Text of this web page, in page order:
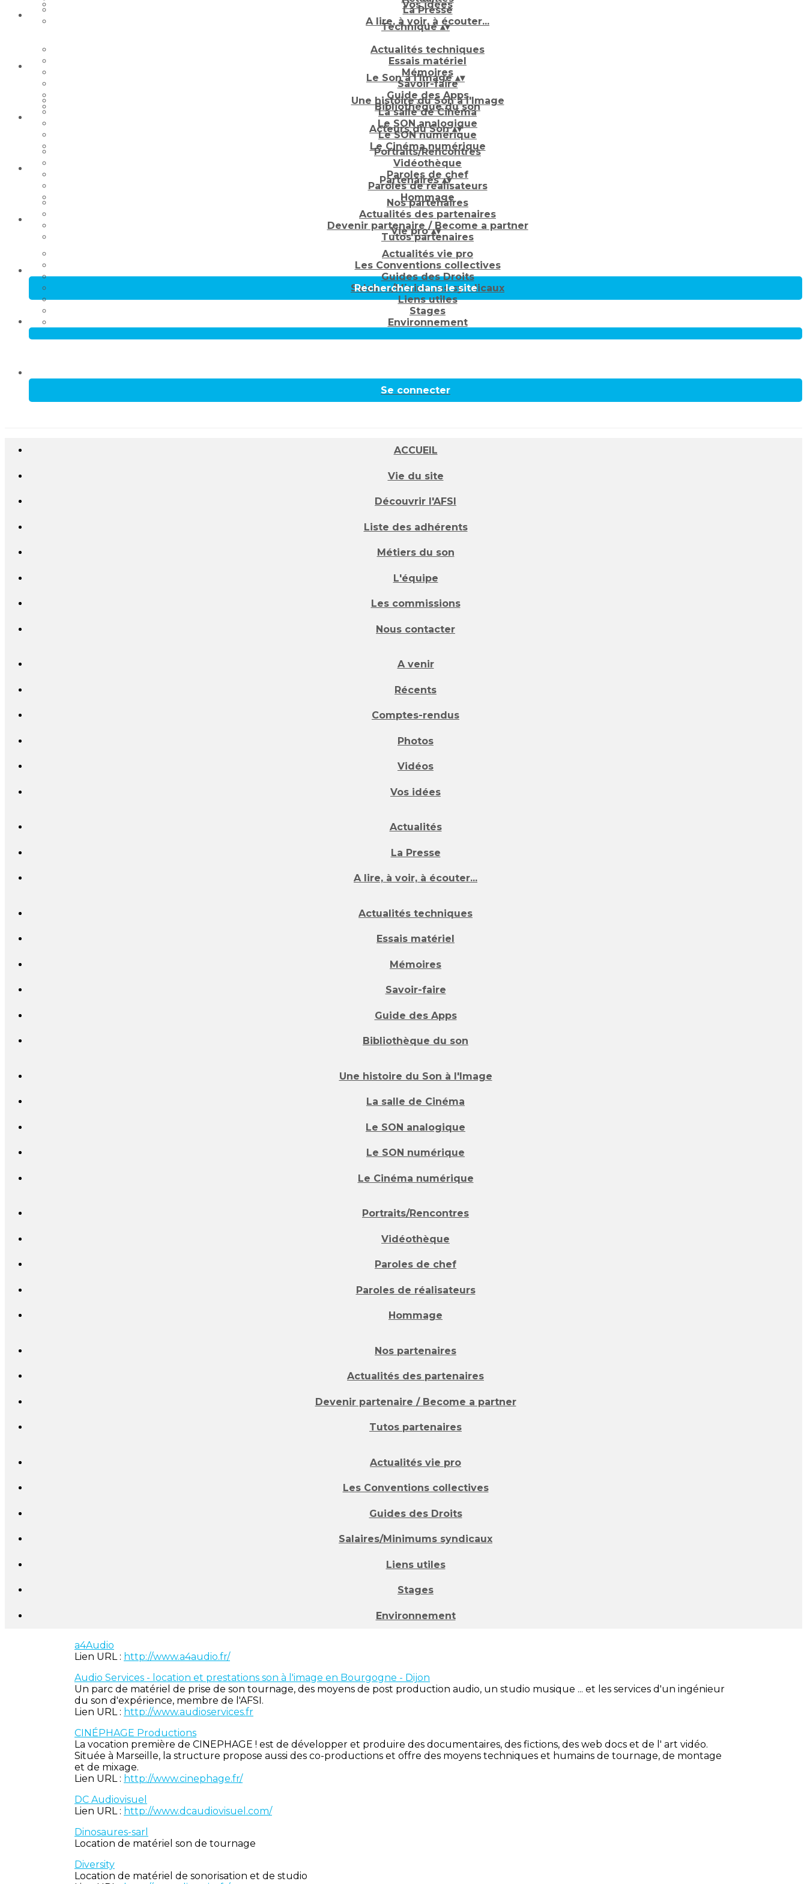
Vos idées
La Presse
A lire, à voir, à écouter...
Technique▴▾
Actualités techniques
Essais matériel
Mémoires
Savoir-faire
Guide des Apps
Bibliothèque du son
Le Son à l'Image▴▾
Une histoire du Son à l'Image
La salle de Cinéma
Le SON analogique
Le SON numérique
Le Cinéma numérique
Acteurs du Son▴▾
Portraits/Rencontres
Vidéothèque
Paroles de chef
Paroles de réalisateurs
Hommage
Partenaires▴▾
Nos partenaires
Actualités des partenaires
Devenir partenaire / Become a partner
Tutos partenaires
Vie pro▴▾
Actualités vie pro
Les Conventions collectives
Guides des Droits
Salaires/Minimums syndicaux
Liens utiles
Stages
Environnement
Rechercher dans le site
Se connecter
ACCUEIL
Vie du site
Découvrir l'AFSI
Liste des adhérents
Métiers du son
L'équipe
Les commissions
Nous contacter
A venir
Récents
Comptes-rendus
Photos
Vidéos
Vos idées
Actualités
La Presse
A lire, à voir, à écouter...
Actualités techniques
Essais matériel
Mémoires
Savoir-faire
Guide des Apps
Bibliothèque du son
Une histoire du Son à l'Image
La salle de Cinéma
Le SON analogique
Le SON numérique
Le Cinéma numérique
Portraits/Rencontres
Vidéothèque
Paroles de chef
Paroles de réalisateurs
Hommage
Nos partenaires
Actualités des partenaires
Devenir partenaire / Become a partner
Tutos partenaires
Actualités vie pro
Les Conventions collectives
Guides des Droits
Salaires/Minimums syndicaux
Liens utiles
Stages
Environnement
a4Audio
Lien URL : http://www.a4audio.fr/
Audio Services - location et prestations son à l'image en Bourgogne - Dijon
Un parc de matériel de prise de son tournage, des moyens de post production audio, un studio musique ... et les services d'un ingénieur
du son d'expérience, membre de l'AFSI.
Lien URL : http://www.audioservices.fr
CINÉPHAGE Productions
La vocation première de CINEPHAGE ! est de développer et produire des documentaires, des fictions, des web docs et de l' art vidéo.
Située à Marseille, la structure propose aussi des co-productions et offre des moyens techniques et humains de tournage, de montage
et de mixage.
Lien URL : http://www.cinephage.fr/
DC Audiovisuel
Lien URL : http://www.dcaudiovisuel.com/
Dinosaures-sarl
Location de matériel son de tournage
Diversity
Location de matériel de sonorisation et de studio